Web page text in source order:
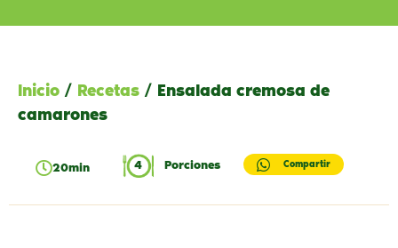
Inicio / Recetas / Ensalada cremosa de
camarones
20min 4 Porciones Compartir